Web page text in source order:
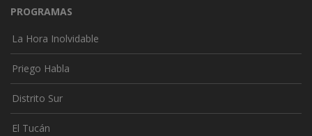
PROGRAMAS
La Hora Inolvidable
Priego Habla
Distrito Sur
El Tucán